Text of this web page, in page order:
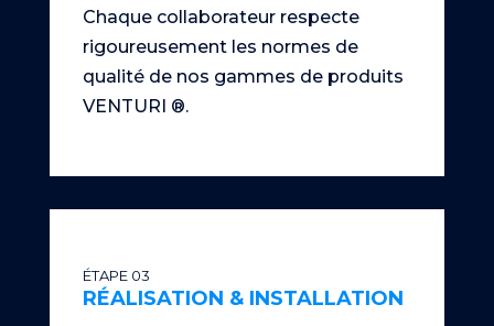
Chaque collaborateur respecte
rigoureusement les normes de
qualité de nos gammes de produits
VENTURI ®.
ÉTAPE 03
RÉALISATION & INSTALLATION